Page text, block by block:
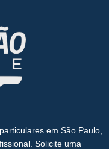
em São Paulo,
Solicite uma